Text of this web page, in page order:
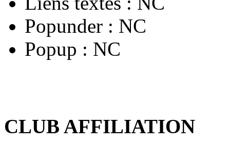
Popunder : NC
Popup : NC
CLUB AFFILIATION